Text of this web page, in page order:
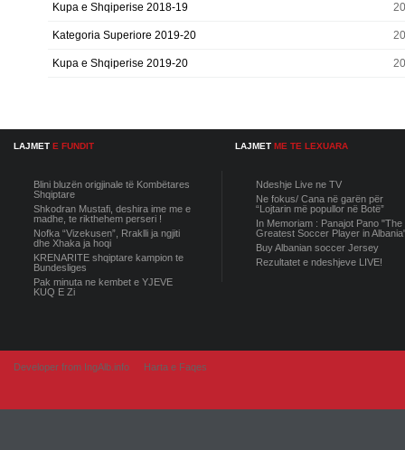
Kupa e Shqiperise 2018-19
Kategoria Superiore 2019-20
Kupa e Shqiperise 2019-20
LAJMET E FUNDIT
Blini bluzën origjinale të Kombëtares
Shqiptare
Shkodran Mustafi, deshira ime me e
madhe, te rikthehem perseri !
Nofka “Vizekusen”, Rraklli ja ngjiti
dhe Xhaka ja hoqi
KRENARITE shqiptare kampion te
Bundesliges
Pak minuta ne kembet e YJEVE
KUQ E Zi
LAJMET ME TE LEXUARA
Ndeshje Live ne TV
Ne fokus/ Cana në garën për
“Lojtarin më popullor në Botë”
In Memoriam : Panajot Pano "The
Greatest Soccer Player in
Buy Albanian soccer Jersey
Rezultatet e ndeshjeve LIVE!
Developer from IngAlb.info Harta e Faqes